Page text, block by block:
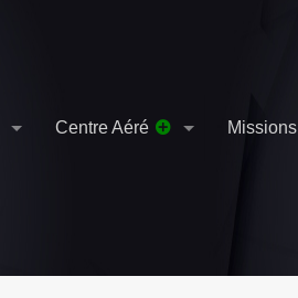
Centre Aéré Missions